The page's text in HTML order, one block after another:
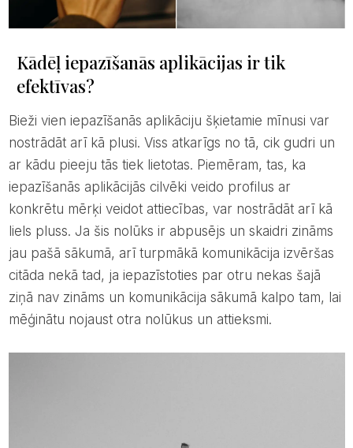
Kādēļ iepazīšanās aplikācijas ir tik
efektīvas?
Bieži vien iepazīšanās aplikāciju šķietamie mīnusi var
nostrādāt arī kā plusi. Viss atkarīgs no tā, cik gudri un
ar kādu pieeju tās tiek lietotas. Piemēram, tas, ka
iepazīšanās aplikācijās cilvēki veido profilus ar
konkrētu mērķi veidot attiecības, var nostrādāt arī kā
liels pluss. Ja šis nolūks ir abpusējs un skaidri zināms
jau pašā sākumā, arī turpmākā komunikācija izvēršas
citāda nekā tad, ja iepazīstoties par otru nekas šajā
ziņā nav zināms un komunikācija sākumā kalpo tam, lai
mēģinātu nojaust otra nolūkus un attieksmi.